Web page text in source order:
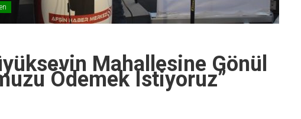
Mahallesine Gönül
Ödemek Istiyoruz”